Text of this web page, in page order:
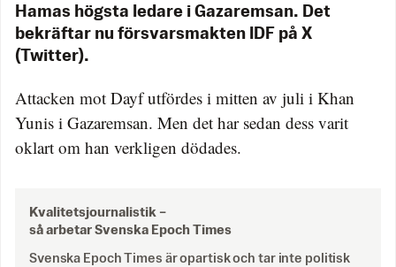
Hamas högsta ledare i Gazaremsan. Det
bekräftar nu försvarsmakten IDF på X
(Twitter).
Attacken mot Dayf utfördes i mitten av juli i Khan
Yunis i Gazaremsan. Men det har sedan dess varit
oklart om han verkligen dödades.
Kvalitetsjournalistik –
så arbetar Svenska Epoch Times
Svenska Epoch Times är opartisk och tar inte politisk